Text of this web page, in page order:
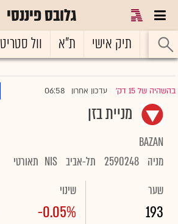
גלובס פיננסי
ראשי תיק אישי ת"א וול סטריט
בהשהיה של 15 דק' |עדכון אחרון 06:58
מניית בזן
BAZAN
מניה 2590248 תל-אביב NIS תאורטי
שער
193
שינוי
-0.05%